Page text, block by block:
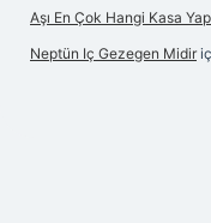
Aşı En Çok Hangi Kasa
Neptün Iç Gezegen Midir